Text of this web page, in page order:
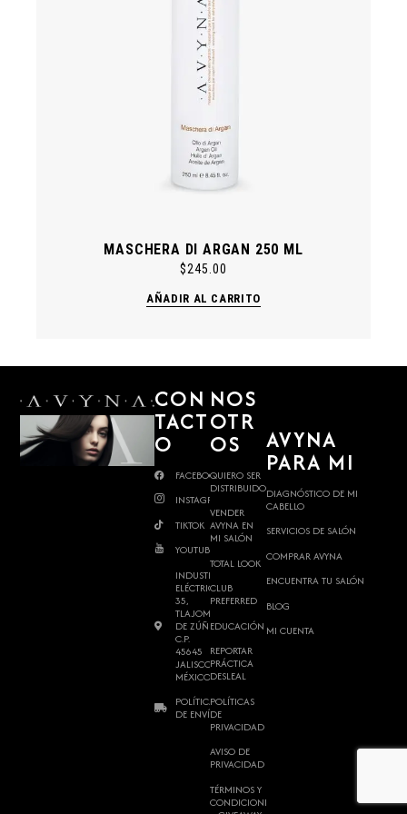
MASCHERA DI ARGAN 250 ML
$245.00
AÑADIR AL CARRITO
CON
TACT
O
FACEBOOK
INSTAGRAM
TIKTOK
YOUTUBE
INDUSTRIA
ELÉCTRICA
35,
TLAJOMULCO
DE ZÚÑIGA,
C.P.
45645
JALISCO,
MÉXICO.
POLÍTICAS
DE ENVÍO
NOS
OTR
OS
QUIERO SER
DISTRIBUIDOR
VENDER
AVYNA EN
MI SALÓN
TOTAL LOOK
CLUB
PREFERRED
EDUCACIÓN
REPORTAR
PRÁCTICA
DESLEAL
POLÍTICAS
DE
PRIVACIDAD
AVISO DE
PRIVACIDAD
TÉRMINOS Y
CONDICIONES
AVYNA
PARA MI
DIAGNÓSTICO DE MI
CABELLO
SERVICIOS DE SALÓN
COMPRAR AVYNA
ENCUENTRA TU SALÓN
BLOG
MI CUENTA